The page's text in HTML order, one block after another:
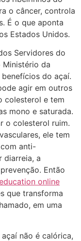
o câncer, controla
É o que aponta
Estados Unidos.
Servidores do
Ministério da
benefícios do açaí.
agir em outros
colesterol e tem
mono e saturada.
o colesterol ruim.
ele tem
anti-
diarreia, a
Então
online
que transforma
em uma
não é calórica,